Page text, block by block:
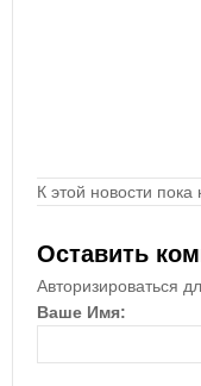
К этой новости пока
Оставить
Авторизироваться
Ваше Имя: